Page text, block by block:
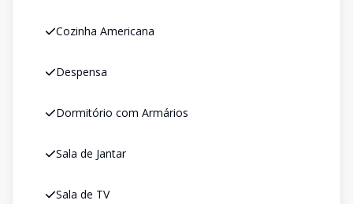
Cozinha Americana
Despensa
Dormitório com Armários
Sala de Jantar
Sala de TV